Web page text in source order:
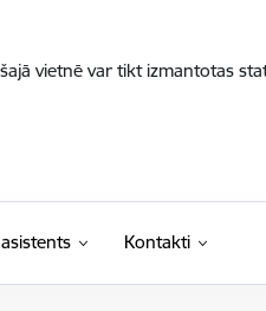
vietnē var tikt izmantotas
Kontakti